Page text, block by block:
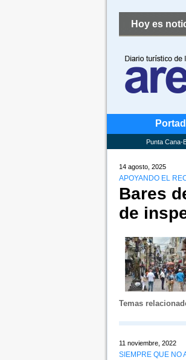
Hoy es
Punta Cana-
14 agosto, 2025
APOYANDO EL
Bares
de
Temas
11 noviembre, 2022
SIEMPRE QUE NO